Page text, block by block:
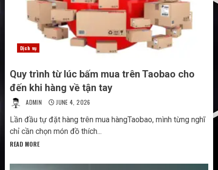
Dịch vụ
Quy trình từ lúc bấm mua trên Taobao cho
đến khi hàng về tận tay
ADMIN JUNE 4, 2026
Lần đầu tự đặt hàng trên mua hàngTaobao, mình từng nghĩ
chỉ cần chọn món đồ thích...
READ MORE